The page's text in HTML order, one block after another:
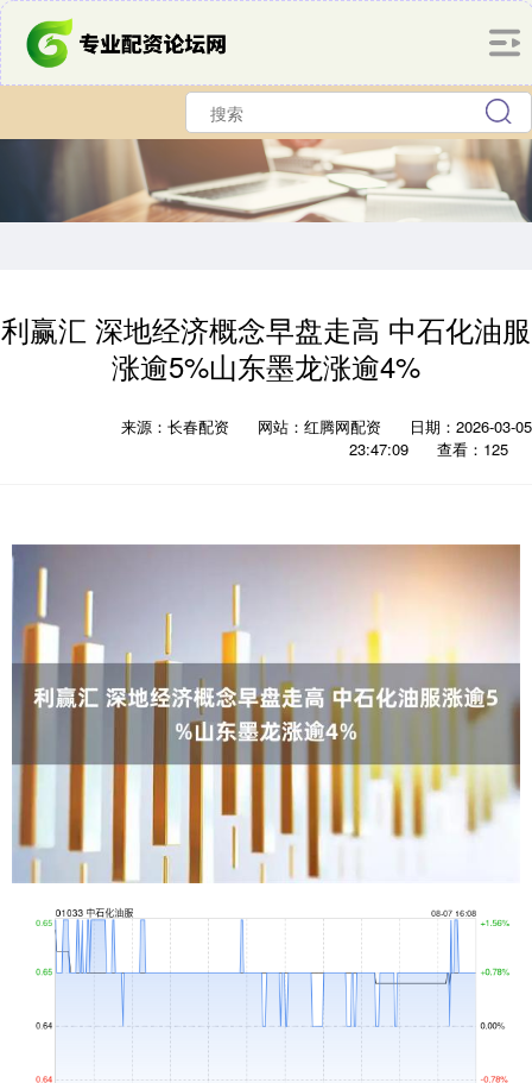
利赢汇 深地经济概念早盘走高 中石化油服
涨逾5%山东墨龙涨逾4%
来源：长春配资 网站：红腾网配资
日期：2026-03-05
23:47:09
查看：125